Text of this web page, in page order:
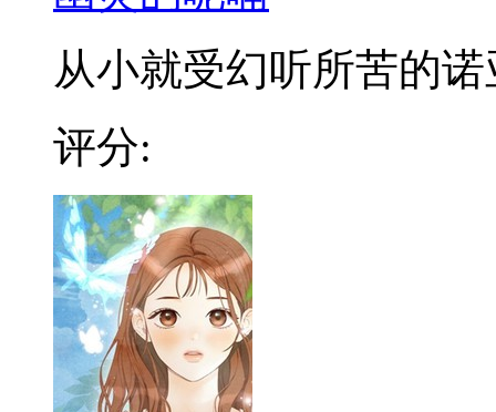
从小就受幻听所苦的诺
评分: